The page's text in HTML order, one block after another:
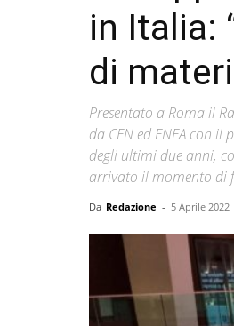
in Italia:
di
Presentato a Roma il
da CEN ed ENEA con
degli ultimi due anni,
arrivato il momento di
Da Redazione - 5 Aprile 2022